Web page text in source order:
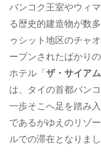
バンコク王室やウィ
る歴史的建造物が数
ゥシット地区のチャ
ープンされたばかり
ホテル「ザ・サイア
は、タイの首都バン
一歩そこへ足を踏み
であるがゆえのリゾ
ルでの滞在となりま